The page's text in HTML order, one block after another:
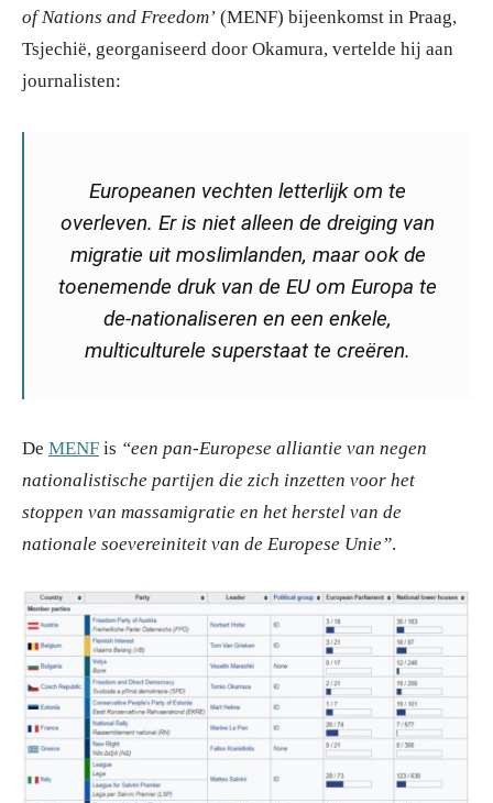
of Nations and Freedom’ (MENF) bijeenkomst in Praag,
Tsjechië, georganiseerd door Okamura, vertelde hij aan
journalisten:
Europeanen vechten letterlijk om te
overleven. Er is niet alleen de dreiging van
migratie uit moslimlanden, maar ook de
toenemende druk van de EU om Europa te
de-nationaliseren en een enkele,
multiculturele superstaat te creëren.
De MENF is “een pan-Europese alliantie van negen
nationalistische partijen die zich inzetten voor het
stoppen van massamigratie en het herstel van de
nationale soevereiniteit van de Europese Unie”.